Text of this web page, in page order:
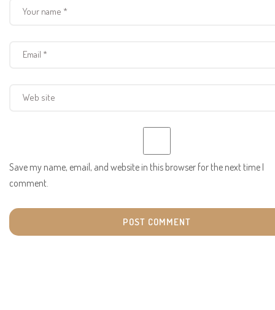
Save my name, email, and website in this browser for the next time I
comment.